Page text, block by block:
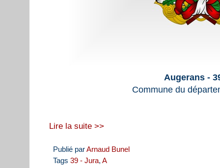
Augerans -
Commune du
Lire la suite >>
Publié parArnaud Bunel
Tags 39 - Jura, A